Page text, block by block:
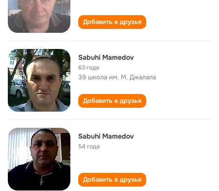
Добавить в друзья
Sabuhi Mamedov
63 года
39 школа им. М. Джалала
Добавить в друзья
Sabuhi Mamedov
54 года
Добавить в друзья